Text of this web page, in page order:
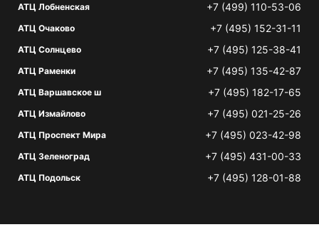
АТЦ Лобненская +7 (499) 110-53-06
АТЦ Очаково +7 (495) 152-31-11
АТЦ Солнцево +7 (495) 125-38-41
АТЦ Раменки +7 (495) 135-42-87
АТЦ Варшавское ш +7 (495) 182-17-65
АТЦ Измайлово +7 (495) 021-25-26
АТЦ Проспект Мира +7 (495) 023-42-98
АТЦ Зеленоград +7 (495) 431-00-33
АТЦ Подольск +7 (495) 128-01-88